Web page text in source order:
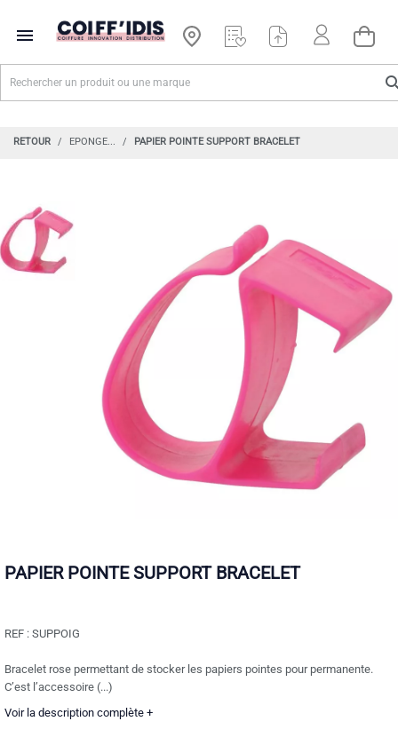

RETOUR EPONGE... PAPIER POINTE SUPPORT BRACELET
PAPIER POINTE SUPPORT BRACELET
REF : SUPPOIG
Bracelet rose permettant de stocker les papiers pointes pour permanente.
C’est l’accessoire (...)
Voir la description complète +